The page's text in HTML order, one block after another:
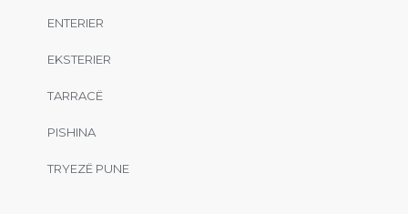
ENTERIER
EKSTERIER
TARRACË
PISHINA
TRYEZË PUNE